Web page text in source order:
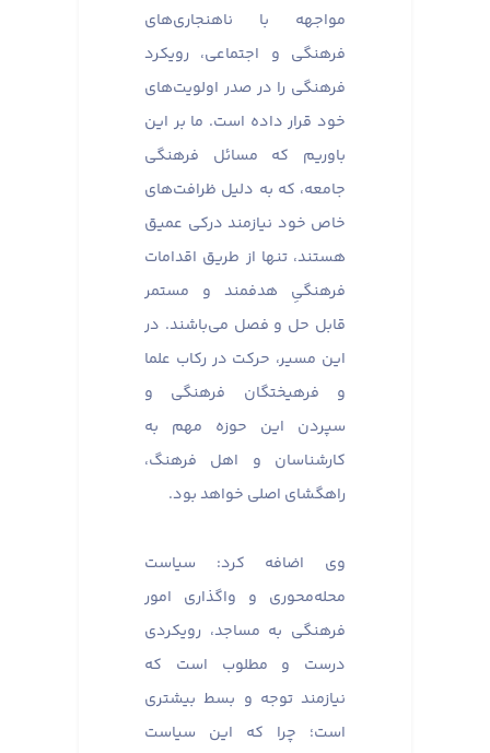
مواجهه با ناهنجاری‌های
فرهنگی و اجتماعی، رویکرد
فرهنگی را در صدر اولویت‌های
خود قرار داده است. ما بر این
باوریم که مسائل فرهنگی
جامعه، که به دلیل ظرافت‌های
خاص خود نیازمند درکی عمیق
هستند، تنها از طریق اقدامات
فرهنگیِ هدفمند و مستمر
قابل حل و فصل می‌باشند. در
این مسیر، حرکت در رکاب علما
و فرهیختگان فرهنگی و
سپردن این حوزه مهم به
کارشناسان و اهل فرهنگ،
راهگشای اصلی خواهد بود.
وی اضافه کرد: سیاست
محله‌محوری و واگذاری امور
فرهنگی به مساجد، رویکردی
درست و مطلوب است که
نیازمند توجه و بسط بیشتری
است؛ چرا که این سیاست